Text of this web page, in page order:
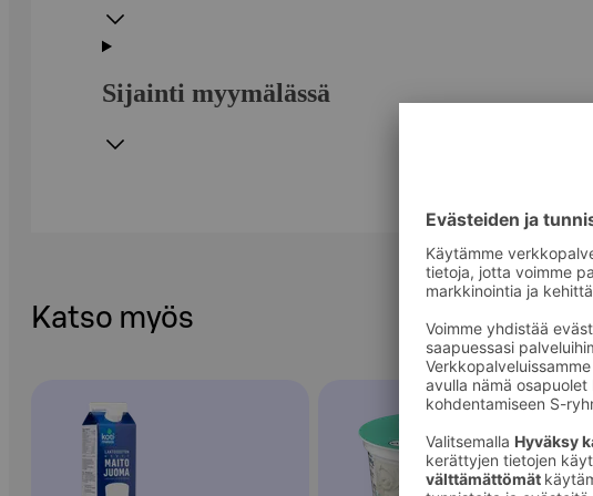
Sijainti myymälässä
Katso myös